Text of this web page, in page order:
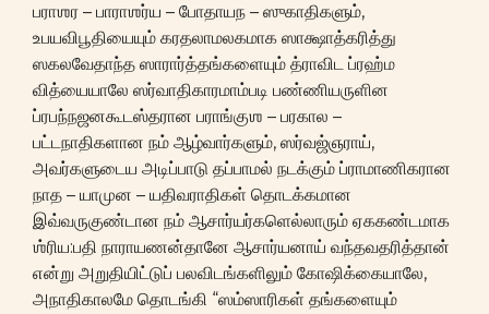
பராஶர – பாராஶர்ய – போதாயந – ஸுகாதிகளும்,
உபயவிபூதியையும் கரதலாமலகமாக ஸாக்ஷாத்கரித்து
ஸகலவேதாந்த ஸாரார்த்தங்களையும் த்ராவிட ப்ரஹ்ம
வித்யையாலே ஸர்வாதிகாரமாம்படி பண்ணியருளின
ப்ரபந்நஜனகூடஸ்தரான பராங்குஶ – பரகால –
பட்டநாதிகளான நம் ஆழ்வார்களும், ஸர்வஜ்ஞராய்,
அவர்களுடைய அடிப்பாடு தப்பாமல் நடக்கும் ப்ராமாணிகரான
நாத – யாமுன – யதிவராதிகள் தொடக்கமான
இவ்வருகுண்டான நம் ஆசார்யர்களெல்லாரும் ஏககண்டமாக
ஶ்ரிய:பதி நாராயணன்தானே ஆசார்யனாய் வந்தவதரித்தான்
என்று அறுதியிட்டுப் பலவிடங்களிலும் கோஷிக்கையாலே,
அநாதிகாலமே தொடங்கி “ஸம்ஸாரிகள் தங்களையும்